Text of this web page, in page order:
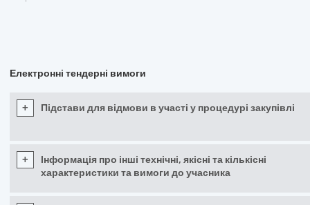
Електронні тендерні вимоги
+ Підстави для відмови в участі у процедурі закупівлі
+
Інформація про інші технічні, якісні та кількісні
характеристики та вимоги до учасника